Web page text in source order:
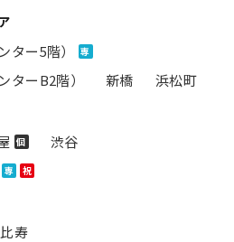
ター5階） 専
ターB2階） 新橋 浜松町
個
渋谷
専 祝
寿